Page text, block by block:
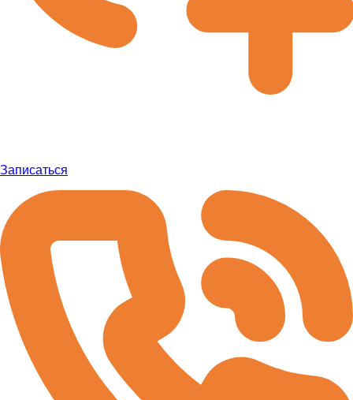
Записаться